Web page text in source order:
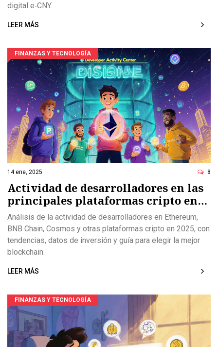
digital e‑CNY.
LEER MÁS
FINANZAS Y TECNOLOGÍA
14 ene, 2025 8
Actividad de desarrolladores en las
principales plataformas cripto en
2025
Análisis de la actividad de desarrolladores en Ethereum,
BNB Chain, Cosmos y otras plataformas cripto en 2025, con
tendencias, datos de inversión y guía para elegir la mejor
blockchain.
LEER MÁS
FINANZAS Y TECNOLOGÍA